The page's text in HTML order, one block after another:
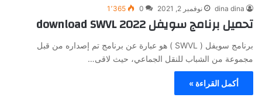
dina dina نوفمبر 2, 2021 0 1٬365
تحميل برنامج سويفل 2022 download SWVL
برنامج سويفل ( SWVL ) هو عبارة عن برنامج تم إصداره من قبل
مجموعة من الشباب للنقل الجماعي، حيث لاقى…
أكمل القراءة »